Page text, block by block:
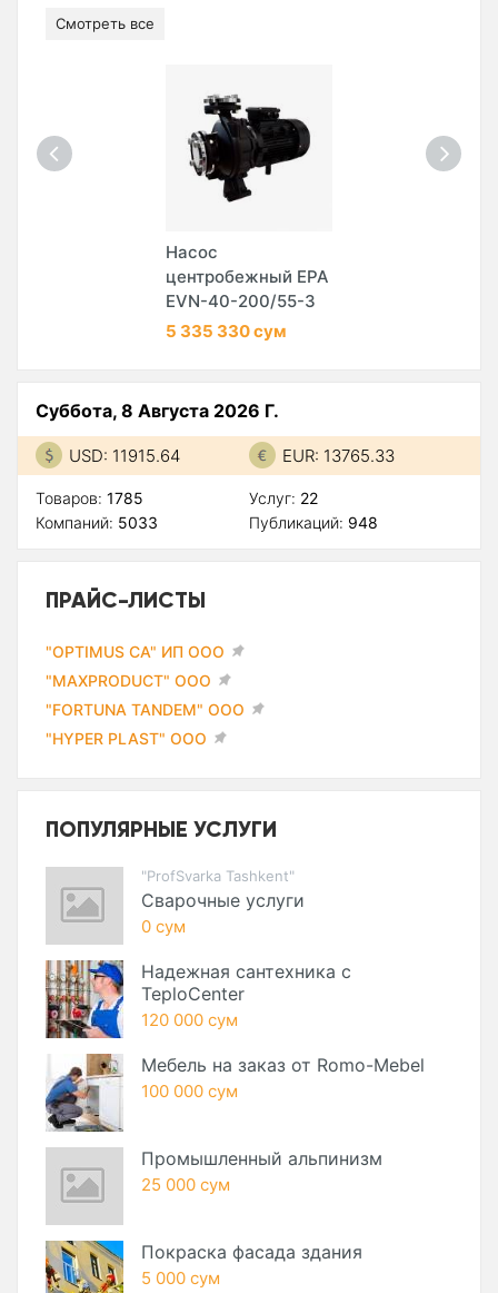
Смотреть все
Насос
центробежный EPA
EVN-40-200/55-3
5 335 330 сум
Суббота, 8 Августа 2026 Г.
USD: 11915.64 EUR: 13765.33
Товаров: 1785
Компаний: 5033
Услуг: 22
Публикаций: 948
ПРАЙС-ЛИСТЫ
"OPTIMUS CA" ИП ООО
"MAXPRODUCT" ООО
"FORTUNA TANDEM" ООО
"HYPER PLAST" ООО
ПОПУЛЯРНЫЕ УСЛУГИ
"ProfSvarka Tashkent"
Сварочные услуги
0 сум
Надежная сантехника с
TeploCenter
120 000 сум
Мебель на заказ от Romo-Mebel
100 000 сум
Промышленный альпинизм
25 000 сум
Покраска фасада здания
5 000 сум